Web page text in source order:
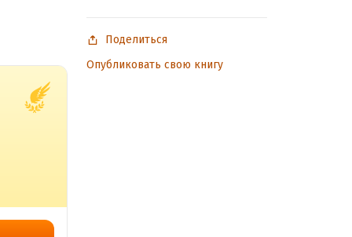
Поделиться
Опубликовать свою книгу